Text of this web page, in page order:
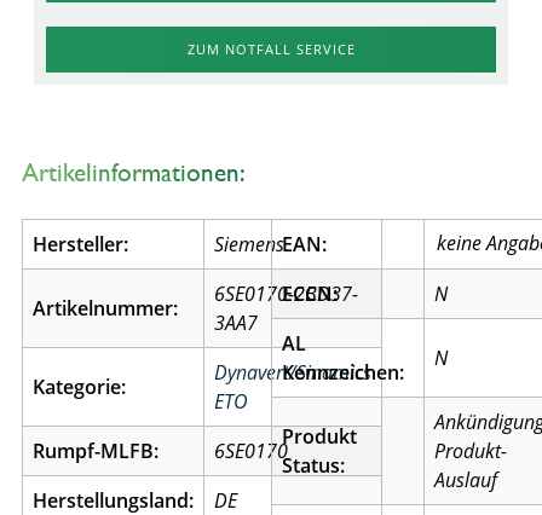
ZUM NOTFALL SERVICE
Artikelinformationen:
Hersteller: Siemens
Artikelnummer:
6SE0170-2BD37-
3AA7
Kategorie:
Dynavert/Sinamics
ETO
Rumpf-MLFB:
6SE0170
Herstellungsland:
DE
EAN:
ECCN:
N
AL
Kennzeichen:
N
Produkt
Status:
Produkt-
Auslauf